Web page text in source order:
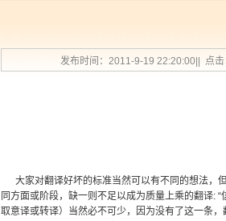
发布时间：2011-9-19 22:20:00|| 点
大家对翻译好坏的标准当然可以有不同的想法，
同方面或阶段，缺一则不足以成为质量上乘的翻译:
取意译或转译）当然必不可少，因为没有了这一条